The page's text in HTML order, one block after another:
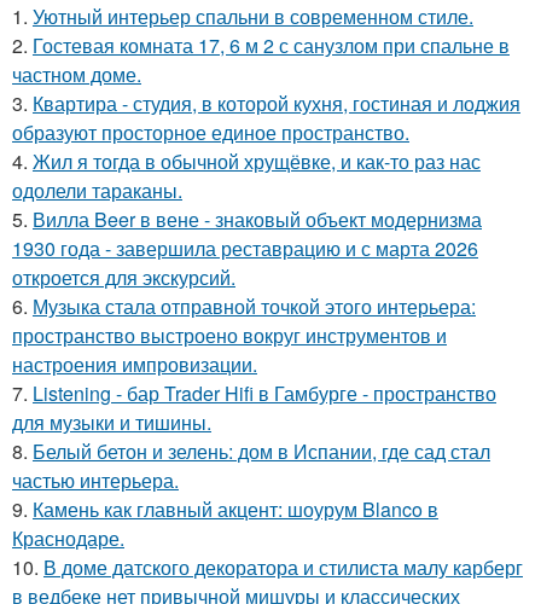
1. Уютный интерьер спальни в современном стиле.
2. Гостевая комната 17, 6 м 2 с санузлом при спальне в
частном доме.
3. Квартира - студия, в которой кухня, гостиная и лоджия
образуют просторное единое пространство.
4. Жил я тогда в обычной хрущёвке, и как-то раз нас
одолели тараканы.
5. Вилла Beer в вене - знаковый объект модернизма
1930 года - завершила реставрацию и с марта 2026
откроется для экскурсий.
6. Музыка стала отправной точкой этого интерьера:
пространство выстроено вокруг инструментов и
настроения импровизации.
7. Listening - бар Trader Hifi в Гамбурге - пространство
для музыки и тишины.
8. Белый бетон и зелень: дом в Испании, где сад стал
частью интерьера.
9. Камень как главный акцент: шоурум Blanco в
Краснодаре.
10. В доме датского декоратора и стилиста малу карберг
в ведбеке нет привычной мишуры и классических